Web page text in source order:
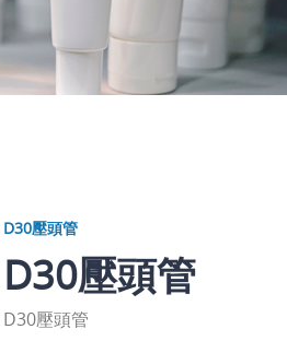
D30壓頭管
D30壓頭管
D30壓頭管